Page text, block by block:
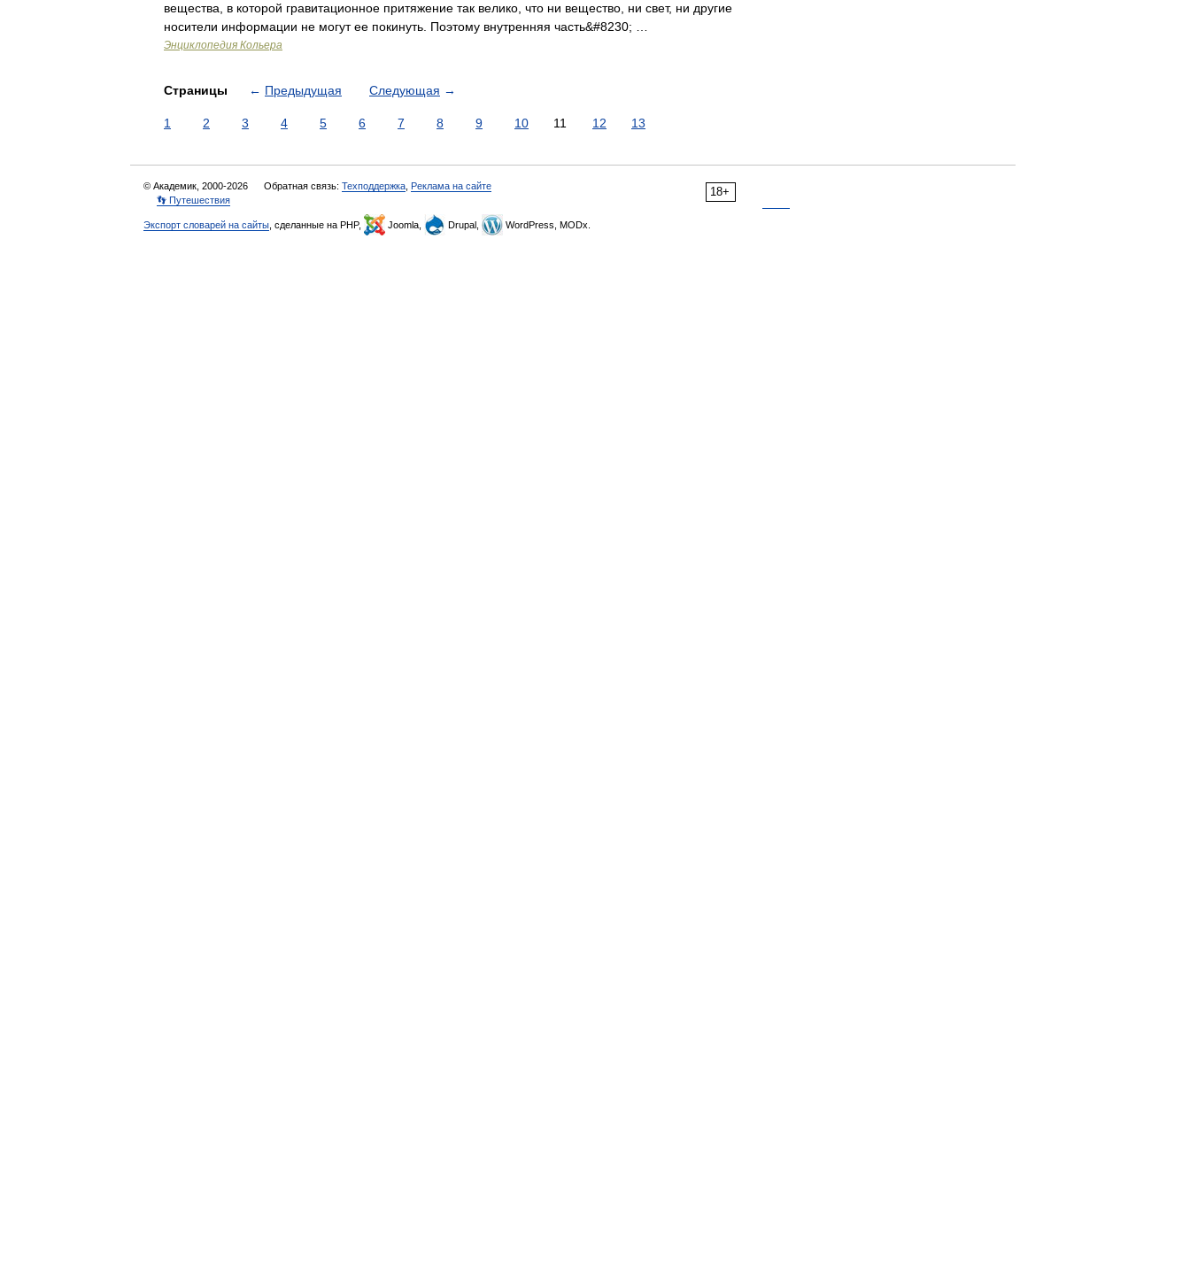
вещества, в которой гравитационное притяжение так велико, что ни вещество, ни свет, ни другие
носители информации не могут ее покинуть. Поэтому внутренняя часть&#8230; …
Энциклопедия Кольера
Страницы ← Предыдущая Следующая →
1 2 3 4 5 6 7 8 9 10 11 12 13
18+
© Академик, 2000-2026 Обратная связь: Техподдержка Реклама на сайте
👣 Путешествия
Экспорт словарей на сайты , сделанные на PHP, Joomla, Drupal, WordPress, MODx.